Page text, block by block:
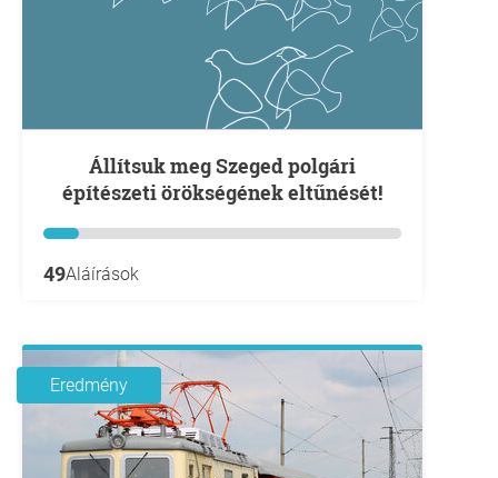
Állítsuk meg Szeged polgári
építészeti örökségének eltűnését!
49Aláírások
Eredmény